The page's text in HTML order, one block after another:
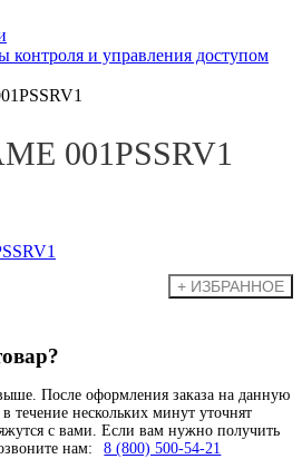
контроля и управления доступом
001PSSRV1
После оформления заказа на данную
нескольких минут уточнят
с вами. Если вам нужно получить
нам:
8 (800) 500-54-21